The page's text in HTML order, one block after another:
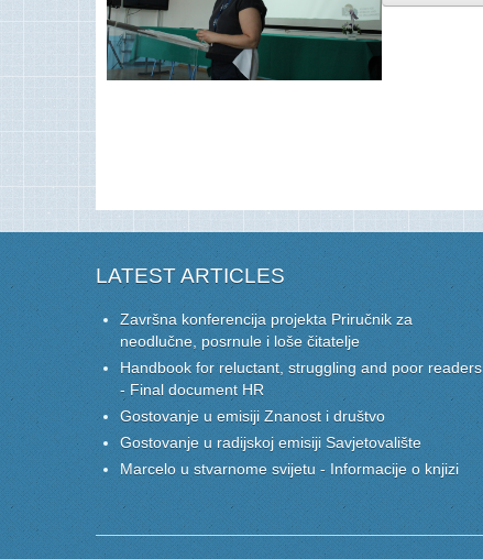
LATEST ARTICLES
Završna konferencija projekta Priručnik za
neodlučne, posrnule i loše čitatelje
Handbook for reluctant, struggling and poor readers
- Final document HR
Gostovanje u emisiji Znanost i društvo
Gostovanje u radijskoj emisiji Savjetovalište
Marcelo u stvarnome svijetu - Informacije o knjizi